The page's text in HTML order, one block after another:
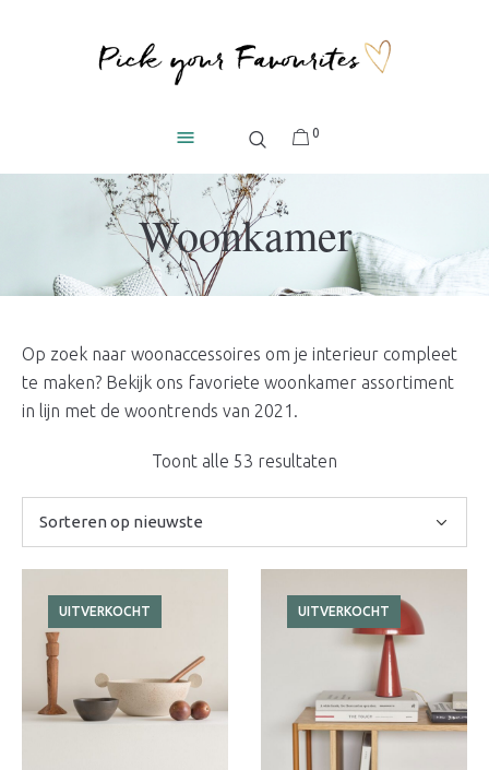
0
Woonkamer
Op zoek naar woonaccessoires om je interieur compleet
te maken? Bekijk ons favoriete woonkamer assortiment
in lijn met de woontrends van 2021.
Toont alle 53 resultaten
UITVERKOCHT UITVERKOCHT